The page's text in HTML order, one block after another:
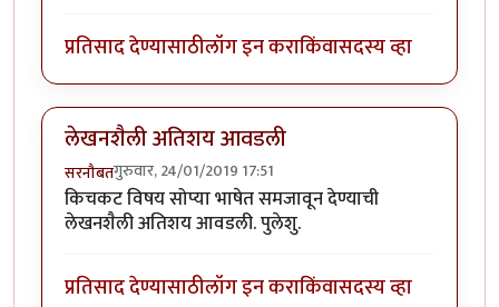
प्रतिसाद देण्यासाठीलॉग इन कराकिंवासदस्य व्हा
लेखनशैली अतिशय आवडली
सरनौबतगुरुवार, 24/01/2019 17:51
किचकट विषय सोप्या भाषेत समजावून देण्याची
लेखनशैली अतिशय आवडली. पुलेशु.
प्रतिसाद देण्यासाठीलॉग इन कराकिंवासदस्य व्हा